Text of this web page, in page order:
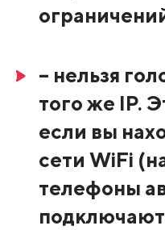
– нельзя
того же IP.
если вы
сети WiFi
телефоны